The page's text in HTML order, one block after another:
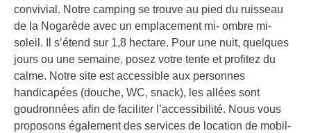
convivial. Notre camping se trouve au pied du ruisseau
de la Nogarède avec un emplacement mi- ombre mi-
soleil. Il s’étend sur 1,8 hectare. Pour une nuit, quelques
jours ou une semaine, posez votre tente et profitez du
calme. Notre site est accessible aux personnes
handicapées (douche, WC, snack), les allées sont
goudronnées afin de faciliter l’accessibilité. Nous vous
proposons également des services de location de mobil-